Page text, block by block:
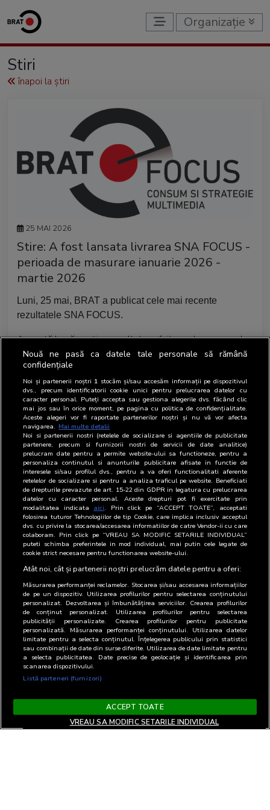
Organizație
Stiri
înapoi la știri
25 MAI 2026
Stire: A fost lansata livrarea SNA FOCUS -
perioada de masurare ianuarie 2026 -
martie 2026
Luni, 25 mai, BRAT a publicat cele mai recente
rezultatele SNA FOCUS.
Această bază conține rezultate refeitoare la consumul
de produse și servicii măsurate la nivel national în
perioada ianuarie 2026 - martie 2026.
Suplimentar, BRAT a publicat si cele mai noi cifre de
audienta pentru publicatiile tiparite aferente perioadei de
masurare aprilie 2024 - martie 2026.
Lista companiilor autorizate să foloseasca baza de
date o găsiți în pagina
beneficiari autorizați.
Rezultatele de audiență aferente noii livrari sunt
disponibilepagina rezultate audiență.
Nouă ne pasă ca datele tale personale să rămână
confidențiale
Noi și partenerii noștri 1 stocăm și/sau accesăm informații pe dispozitivul
dvs., precum identificatorii cookie unici pentru prelucrarea datelor cu
caracter personal. Puteți accepta sau gestiona alegerile dvs. făcând clic
mai jos sau în orice moment, pe pagina cu politica de confidențialitate.
Aceste alegeri vor fi raportate partenerilor noștri și nu vă vor afecta
navigarea. Mai multe detalii
Noi si partenerii nostri (retelele de socializare si agentiile de publicitate
partenere, precum si furnizorii nostri de servicii de date analitice)
prelucram date pentru a permite website-ului sa functioneze, pentru a
personaliza continutul si anunturile publicitare afisate in functie de
interesele si/sau profilul dvs., pentru a va oferi functionalitati aferente
retelelor de socializare si pentru a analiza traficul pe website. Beneficiati
de drepturile prevazute de art. 15-22 din GDPR in legatura cu prelucrarea
datelor cu caracter personal. Aceste drepturi pot fi exercitate prin
modalitatea indicata aici. Prin click pe “ACCEPT TOATE”, acceptati
folosirea tuturor Tehnologiilor de tip Cookie, care implica inclusiv acceptul
dvs. cu privire la stocarea/accesarea informatiilor de catre Vendor-ii cu care
colaboram. Prin click pe “VREAU SA MODIFIC SETARILE INDIVIDUAL”
puteti schimba preferintele in mod individual, mai putin cele legate de
cookie strict necesare pentru functionarea website-ului.
Atât noi, cât și partenerii noștri prelucrăm datele pentru a oferi:
Măsurarea performanței reclamelor. Stocarea și/sau accesarea informațiilor
de pe un dispozitiv. Utilizarea profilurilor pentru selectarea conținutului
personalizat. Dezvoltarea și îmbunătățirea serviciilor. Crearea profilurilor
de conținut personalizat. Utilizarea profilurilor pentru selectarea
publicității personalizate. Crearea profilurilor pentru publicitate
personalizată. Măsurarea performanței conținutului. Utilizarea datelor
limitate pentru a selecta conținutul. Înțelegerea publicului prin statistici
sau combinații de date din surse diferite. Utilizarea de date limitate pentru
a selecta publicitatea. Date precise de geolocație și identificarea prin
scanarea dispozitivului.
Listă parteneri (furnizori)
ACCEPT TOATE
VREAU SA MODIFIC SETARILE INDIVIDUAL